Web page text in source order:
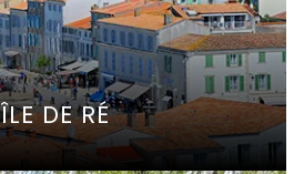
ÎLE DE RÉ